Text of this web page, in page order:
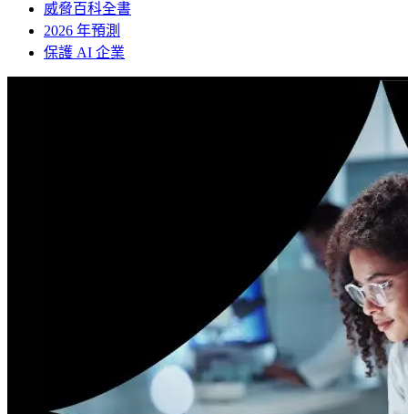
威脅百科全書
2026 年預測
保護 AI 企業